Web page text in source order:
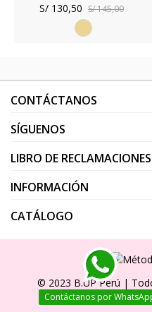
S/ 130,50 S/ 145,00
Beige
Contáctanos por
CONTÁCTANOS
SÍGUENOS
LIBRO DE RECLAMACIONES
INFORMACIÓN
CATÁLOGO
© 2023 B.UP Perú |